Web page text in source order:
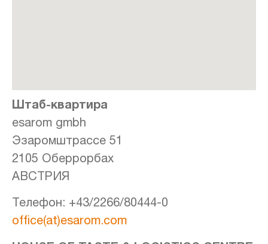
Штаб-квартира
esarom gmbh
Эзаромштрассе 51
2105 Оберрорбах
АВСТРИЯ
Телефон: +43/2266/80444-0
office(at)esarom.com